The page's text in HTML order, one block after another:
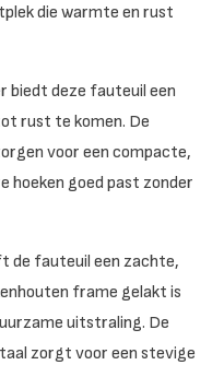
die warmte en rust
biedt deze fauteuil een
rust te komen. De
voor een compacte,
hoeken goed past zonder
de fauteuil een zachte,
frame gelakt is
uitstraling. De
zorgt voor een stevige